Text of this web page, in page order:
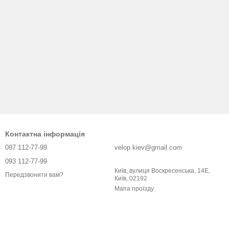
Контактна інформація
097 112-77-99
093 112-77-99
Передзвонити вам?
velop.kiev@gmail.com
Київ, вулиця Воскресенська, 14Е,
Київ, 02192
Мапа проїзду